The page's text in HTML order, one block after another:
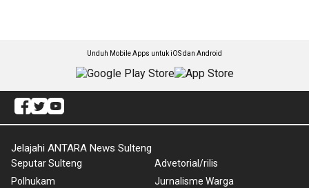
Unduh Mobile Apps untuk iOS dan Android
Jelajahi ANTARA News Sulteng
Seputar Sulteng
Polhukam
Advetorial/rilis
Jurnalisme Warga